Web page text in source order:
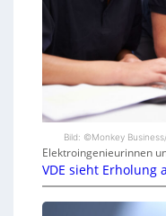
Bild: ©Monkey
Elektroingenieurinnen
VDE sieht Erholung